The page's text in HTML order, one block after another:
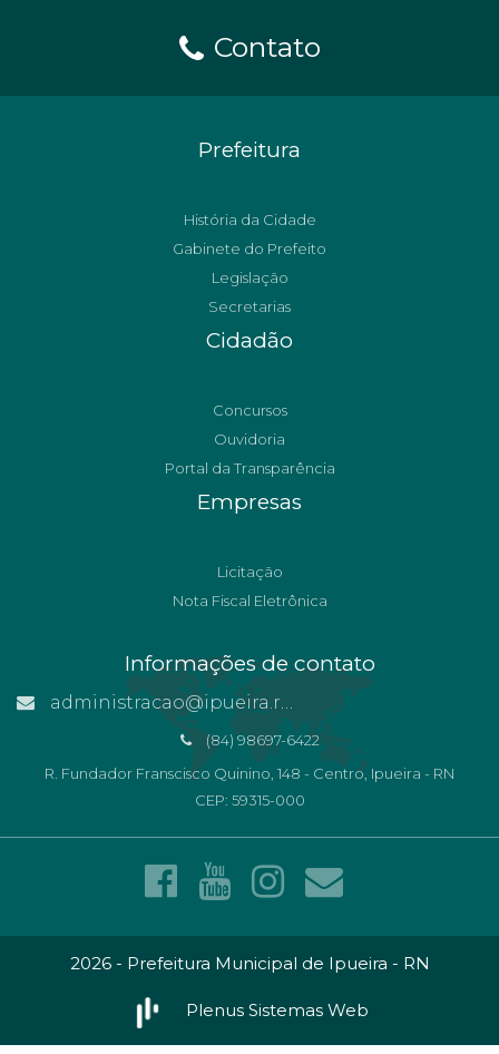
Contato
Prefeitura
História da Cidade
Gabinete do Prefeito
Legislação
Secretarias
Cidadão
Concursos
Ouvidoria
Portal da Transparência
Empresas
Licitação
Nota Fiscal Eletrônica
Informações de contato
administracao@ipueira.rn.gov.br
(84) 98697-6422
R. Fundador Franscisco Quinino, 148 - Centro, Ipueira - RN
CEP: 59315-000
2026 - Prefeitura Municipal de Ipueira - RN
Plenus Sistemas Web